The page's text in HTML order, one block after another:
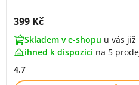
Cena s DPH:
399 Kč
Skladem v e-shopu u vás již
ihned k dispozici na 5
4.7